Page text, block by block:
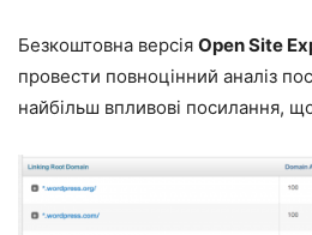
Безкоштовна версія Open Site
провести повноцінний аналіз
найбільш впливові посилання,